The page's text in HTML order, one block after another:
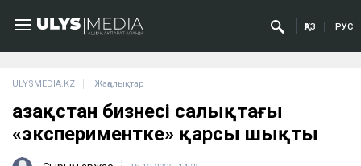
ҚАЗ РУС
ULYSMEDIA.KZ Жаңалықтар
Қазақстан бизнесі салықтағы
«экспериментке» қарсы шықты